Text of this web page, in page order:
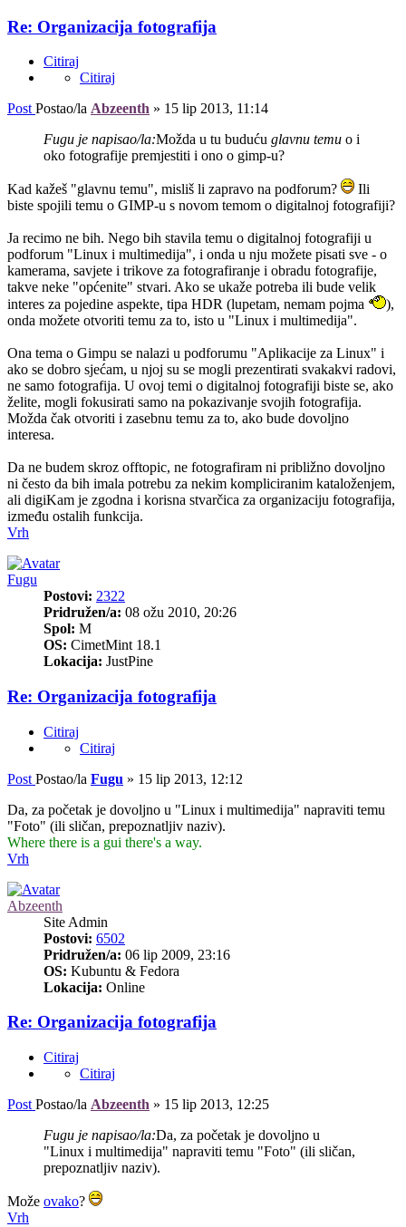
Re: Organizacija fotografija
Citiraj
Citiraj
Post Postao/la Abzeenth » 15 lip 2013, 11:14
Fugu je napisao/la:Možda u tu buduću glavnu temu o i
oko fotografije premjestiti i ono o gimp-u?
Kad kažeš "glavnu temu", misliš li zapravo na podforum?
Ili
biste spojili temu o GIMP-u s novom temom o digitalnoj fotografiji?
Ja recimo ne bih. Nego bih stavila temu o digitalnoj fotografiji u
podforum "Linux i multimedija", i onda u nju možete pisati sve - o
kamerama, savjete i trikove za fotografiranje i obradu fotografije,
takve neke "općenite" stvari. Ako se ukaže potreba ili bude velik
interes za pojedine aspekte, tipa HDR (lupetam, nemam pojma
),
onda možete otvoriti temu za to, isto u "Linux i multimedija".
Ona tema o Gimpu se nalazi u podforumu "Aplikacije za Linux" i
ako se dobro sjećam, u njoj su se mogli prezentirati svakakvi radovi,
ne samo fotografija. U ovoj temi o digitalnoj fotografiji biste se, ako
želite, mogli fokusirati samo na pokazivanje svojih fotografija.
Možda čak otvoriti i zasebnu temu za to, ako bude dovoljno
interesa.
Da ne budem skroz offtopic, ne fotografiram ni približno dovoljno
ni često da bih imala potrebu za nekim kompliciranim kataloženjem,
ali digiKam je zgodna i korisna stvarčica za organizaciju fotografija,
između ostalih funkcija.
Vrh
Fugu
Postovi: 2322
Pridružen/a: 08 ožu 2010, 20:26
Spol: M
OS: CimetMint 18.1
Lokacija: JustPine
Re: Organizacija fotografija
Citiraj
Citiraj
Post Postao/la Fugu » 15 lip 2013, 12:12
Da, za početak je dovoljno u "Linux i multimedija" napraviti temu
"Foto" (ili sličan, prepoznatljiv naziv).
Where there is a gui there's a way.
Vrh
Abzeenth
Site Admin
Postovi: 6502
Pridružen/a: 06 lip 2009, 23:16
OS: Kubuntu & Fedora
Lokacija: Online
Re: Organizacija fotografija
Citiraj
Citiraj
Post Postao/la Abzeenth » 15 lip 2013, 12:25
Fugu je napisao/la:Da, za početak je dovoljno u
"Linux i multimedija" napraviti temu "Foto" (ili sličan,
prepoznatljiv naziv).
Može ovako?
Vrh